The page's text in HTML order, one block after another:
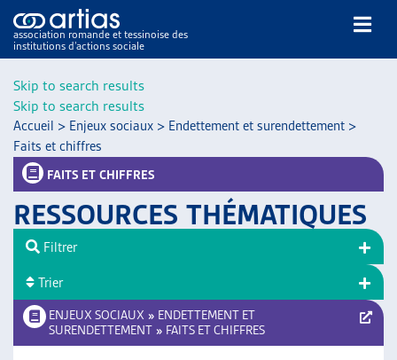
Skip to search results
Skip to search results
association romande et tessinoise des
institutions d’actions sociale
NOS PUBLICATIONS
ARTICLES
VEILLE
RESSOURCES
THÉMATIQUES
Accueil > Enjeux sociaux > Endettement et surendettement >
Faits et chiffres
FAITS ET CHIFFRES
RESSOURCES THÉMATIQUES
ENJEUX SOCIAUX » ENDETTEMENT ET
SURENDETTEMENT » FAITS ET CHIFFRES
Filtrer
Trier